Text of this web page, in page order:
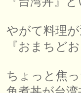
やがて料理
『おまちど
ちょっと焦